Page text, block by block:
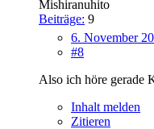
Mishiranuhito
Beiträge: 9
6. November
#8
Also ich höre gerade
Inhalt melden
Zitieren